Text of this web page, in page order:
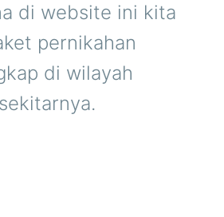
di website ini kita
pernikahan
di wilayah